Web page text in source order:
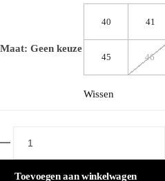
Maat: Geen keuze
40 41
45 46
Wissen
Toevoegen aan winkelwagen